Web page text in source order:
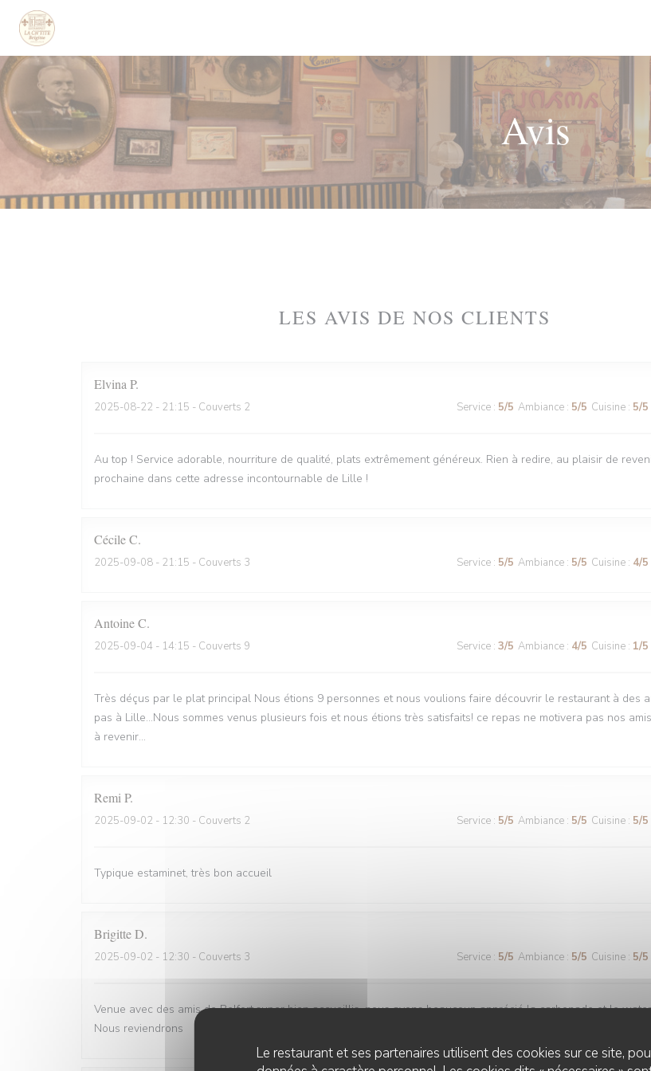
Personnalisation de vos choix en matière de cookies
Le restaurant et ses partenaires utilisent des cookies sur ce site,
Avis
LES AVIS DE NOS CLIENTS
Elvina P
2025-08-22 - 21:15 - Couverts 2 Service : 5/5 Ambiance : 5/5 Cuisine : 5/5
Au top ! Service adorable, nourriture de qualité, plats extrêmement généreux. Rien à redire, au plaisir de
prochaine dans cette adresse incontournable de Lille !
CécileC
2025-09-08 - 21:15 - Couverts 3 Service : 5/5 Ambiance : 5/5 Cuisine : 4/5
AntoineC
2025-09-04 - 14:15 - Couverts 9 Service : 3/5 Ambiance : 4/5 Cuisine : 1/5
Très déçus par le plat principal Nous étions 9 personnes et nous voulions faire découvrir le restaurant à des
pas à Lille...Nous sommes venus plusieurs fois et nous étions très satisfaits! ce repas ne motivera pas nos
à revenir...
Remi P
2025-09-02 - 12:30 - Couverts 2 Service : 5/5 Ambiance : 5/5 Cuisine : 5/5
Typique estaminet, très bon accueil
BrigitteD
2025-09-02 - 12:30 - Couverts 3 Service : 5/5 Ambiance : 5/5 Cuisine : 5/5
Venue avec des amis de Belfort.super bien accueillis, nous avons beaucoup apprécié la carbonade et le
Nous reviendrons